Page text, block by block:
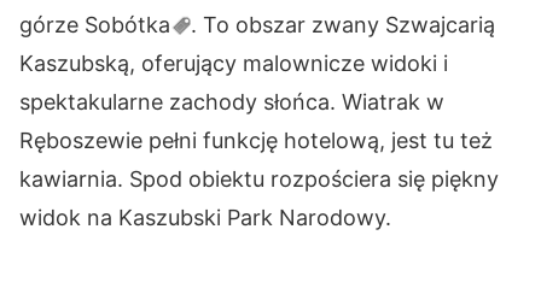
górze Sobótka
. To obszar zwany Szwajcarią
Kaszubską, oferujący malownicze widoki i
spektakularne zachody słońca. Wiatrak w
Ręboszewie pełni funkcję hotelową, jest tu też
kawiarnia. Spod obiektu rozpościera się piękny
widok na Kaszubski Park Narodowy.